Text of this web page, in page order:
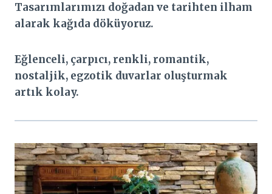
Tasarımlarımızı doğadan ve tarihten ilham
alarak kağıda döküyoruz.
Eğlenceli, çarpıcı, renkli, romantik,
nostaljik, egzotik duvarlar oluşturmak
artık kolay.